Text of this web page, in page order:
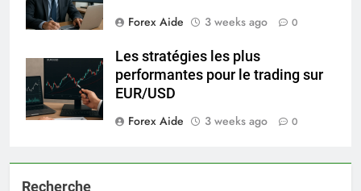
Forex Aide
3 weeks ago 0
Les stratégies les plus
performantes pour le trading sur
EUR/USD
Forex Aide
3 weeks ago 0
Recherche